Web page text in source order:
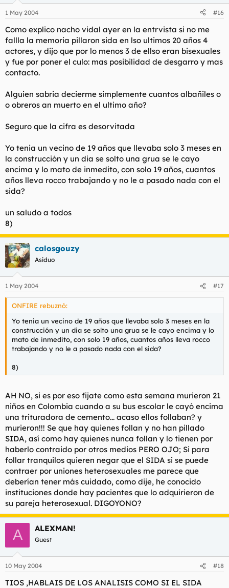
1 May 2004 #16
Como explico nacho vidal ayer en la entrvista si no me
fallla la memoria pillaron sida en lso ultimos 20 años 4
actores, y dijo que por lo menos 3 de ellso eran bisexuales
y fue por poner el culo: mas posibilidad de desgarro y mas
contacto.
Alguien sabria decierme simplemente cuantos albañiles o
o obreros an muerto en el ultimo año?
Seguro que la cifra es desorvitada
Yo tenia un vecino de 19 años que llevaba solo 3 meses en
la construcción y un dia se solto una grua se le cayo
encima y lo mato de inmedito, con solo 19 años, cuantos
años lleva rocco trabajando y no le a pasado nada con el
sida?
un saludo a todos
8)
calosgouzy
Asiduo
1 May 2004 #17
ONFIRE rebuznó:
Yo tenia un vecino de 19 años que llevaba solo 3 meses en la
construcción y un dia se solto una grua se le cayo encima y lo
mato de inmedito, con solo 19 años, cuantos años lleva rocco
trabajando y no le a pasado nada con el sida?
8)
AH NO, si es por eso fijate como esta semana murieron 21
niños en Colombia cuando a su bus escolar le cayó encima
una trituradora de cemento... acaso ellos follaban? y
murieron!!! Se que hay quienes follan y no han pillado
SIDA, así como hay quienes nunca follan y lo tienen por
haberlo contraido por otros medios PERO OJO; Si para
follar tranquilos quieren negar que el SIDA si se puede
contraer por uniones heterosexuales me parece que
deberían tener más cuidado, como dije, he conocido
instituciones donde hay pacientes que lo adquirieron de
su pareja heterosexual. DIGOYONO?
A ALEXMAN!
Guest
10 May 2004 #18
TIOS ,HABLAIS DE LOS ANALISIS COMO SI EL SIDA